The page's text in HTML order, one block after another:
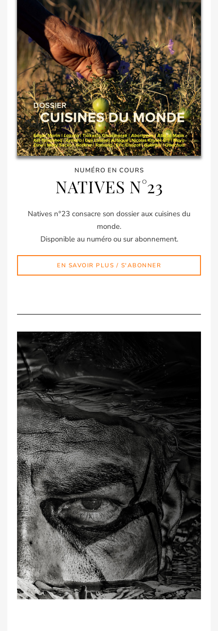
NUMÉRO EN COURS
NATIVES N°23
Natives n°23 consacre son dossier aux cuisines du
monde.
Disponible au numéro ou sur abonnement.
EN SAVOIR PLUS / S'ABONNER